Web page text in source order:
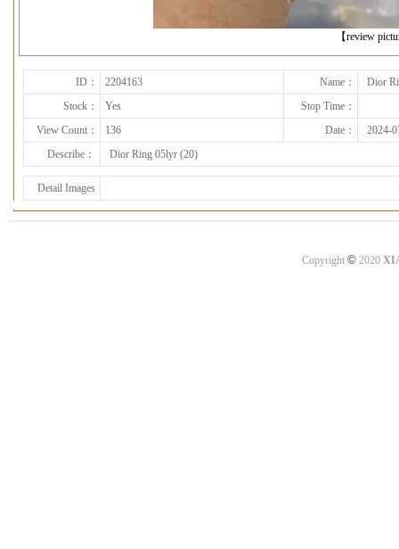
【review
ID： 2204163 Name：
Dior
Stock：
Yes
Stop Time：
View Count：
136 Date：
2024-
Describe：
Dior Ring 05lyr (20)
Detail Images
Copyright ©2020